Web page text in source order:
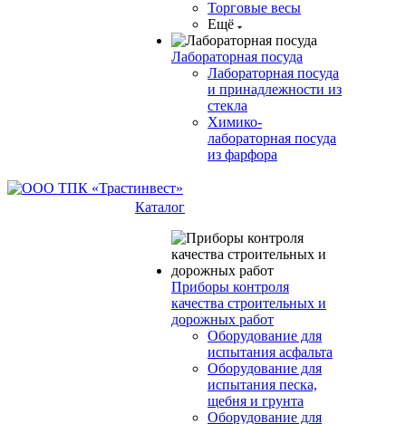
Торговые весы
Ещё
Лабораторная посуда
Лабораторная посуда
и принадлежности из
стекла
Химико-
лабораторная посуда
из фарфора
Каталог
Приборы контроля
качества строительных и
дорожных работ
Оборудование для
испытания асфальта
Оборудование для
испытания песка,
щебня и грунта
Оборудование для